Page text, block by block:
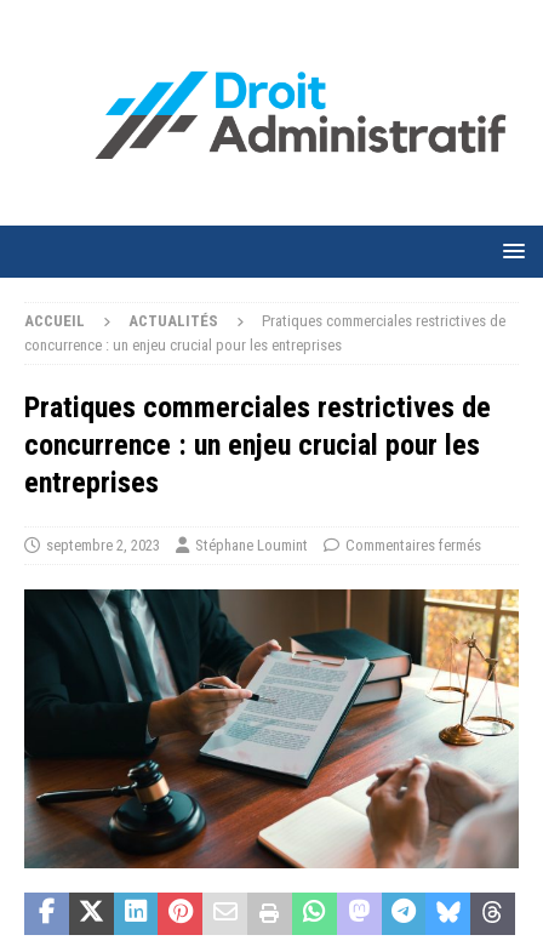
ACCUEIL ACTUALITÉS
Pratiques commerciales restrictives de
concurrence : un enjeu crucial pour les entreprises
Pratiques commerciales restrictives de
concurrence : un enjeu crucial pour les
entreprises
septembre 2, 2023 Stéphane Loumint Commentaires fermés